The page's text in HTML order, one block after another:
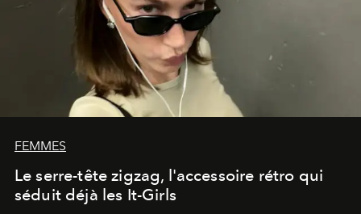
FEMMES
Le serre-tête zigzag, l'accessoire rétro qui
séduit déjà les It-Girls